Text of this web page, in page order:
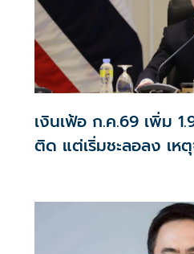
เงินเฟ้อ ก.ค.69 เพิ่ม
ติด แต่เริ่มชะลอลง เห